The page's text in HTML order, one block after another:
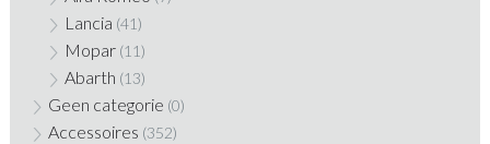
Lancia (41)
Mopar (11)
Abarth (13)
Geen categorie (0)
Accessoires (352)